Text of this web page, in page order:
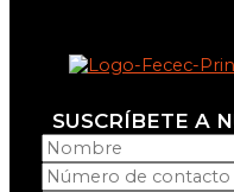
SUSCRÍBETE A